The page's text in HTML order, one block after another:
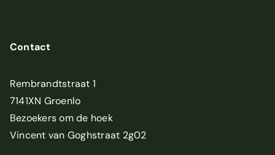
Contact
Rembrandtstraat 1
7141XN Groenlo
Bezoekers om de hoek
Vincent van Goghstraat 2g02